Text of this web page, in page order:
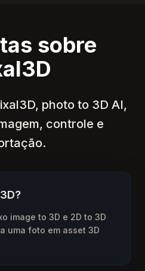
sobre
photo to 3D AI,
controle e
image to 3D e 2D to 3D
uma foto em asset 3D